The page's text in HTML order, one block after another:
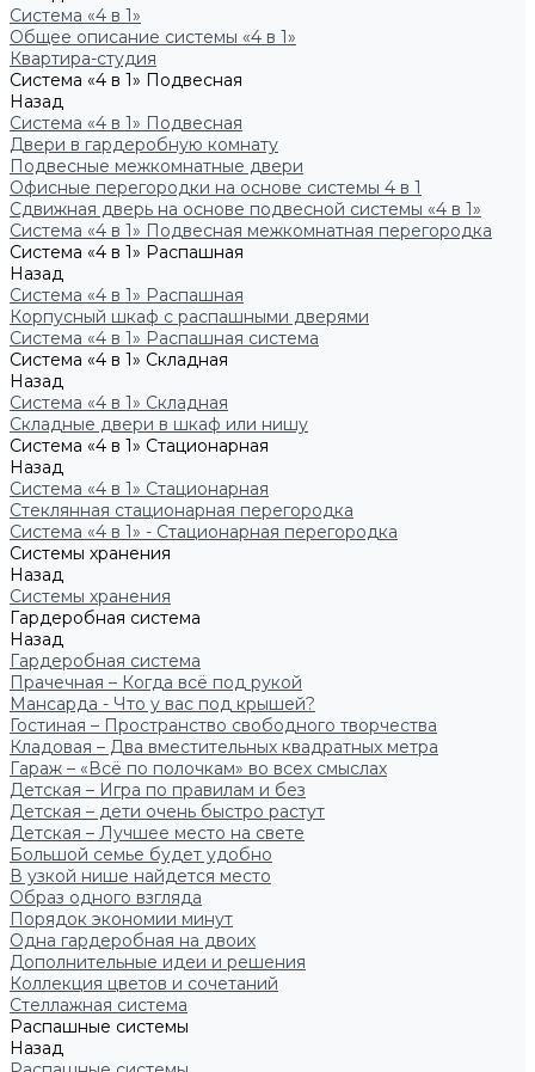
Система «4 в 1»
Общее описание системы «4 в 1»
Квартира-студия
Система «4 в 1» Подвесная
Назад
Система «4 в 1» Подвесная
Двери в гардеробную комнату
Подвесные межкомнатные двери
Офисные перегородки на основе системы 4 в 1
Сдвижная дверь на основе подвесной системы «4 в 1»
Система «4 в 1» Подвесная межкомнатная перегородка
Система «4 в 1» Распашная
Назад
Система «4 в 1» Распашная
Корпусный шкаф с распашными дверями
Система «4 в 1» Распашная система
Система «4 в 1» Складная
Назад
Система «4 в 1» Складная
Складные двери в шкаф или нишу
Система «4 в 1» Стационарная
Назад
Система «4 в 1» Стационарная
Стеклянная стационарная перегородка
Система «4 в 1» - Стационарная перегородка
Системы хранения
Назад
Системы хранения
Гардеробная система
Назад
Гардеробная система
Прачечная – Когда всё под рукой
Мансарда - Что у вас под крышей?
Гостиная – Пространство свободного творчества
Кладовая – Два вместительных квадратных метра
Гараж – «Всё по полочкам» во всех смыслах
Детская – Игра по правилам и без
Детская – дети очень быстро растут
Детская – Лучшее место на свете
Большой семье будет удобно
В узкой нише найдется место
Образ одного взгляда
Порядок экономии минут
Одна гардеробная на двоих
Дополнительные идеи и решения
Коллекция цветов и сочетаний
Стеллажная система
Распашные системы
Назад